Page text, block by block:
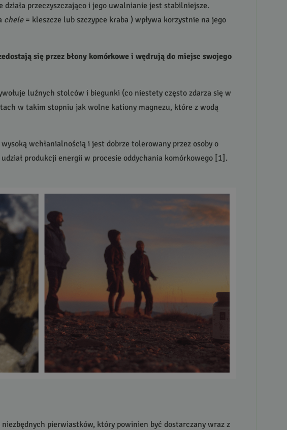
przeczyszczająco i jego uwalnianie jest stabilniejsze.
chele= kleszcze lub szczypce kraba ) wpływa korzystnie na jego
się przez błony komórkowe i wędrują do miejsc swojego
luźnych stolców i biegunki (co niestety często zdarza się w
w takim stopniu jak wolne kationy magnezu, które z wodą
wchłanialnością i jest dobrze tolerowany przez osoby o
produkcji energii w procesie oddychania komórkowego [1].
pierwiastków, który powinien być dostarczany wraz z